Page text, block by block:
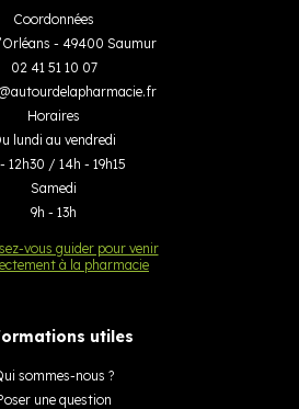
Coordonnées
- 49400 Saumur
02 41 51 10 07
autourdelapharmacie.fr
Horaires
lundi au vendredi
12h30 / 14h - 19h15
Samedi
9h - 13h
vous guider pour venir
à la pharmacie
utiles
sommes-nous ?
une question